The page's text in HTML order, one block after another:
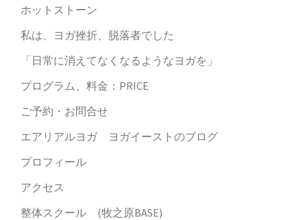
ホットストーン
私は、ヨガ挫折、脱落者でした
「日常に消えてなくなるようなヨガを」
プログラム、料金：PRICE
ご予約・お問合せ
エアリアルヨガ ヨガイーストのブログ
プロフィール
アクセス
整体スクール (牧之原BASE)